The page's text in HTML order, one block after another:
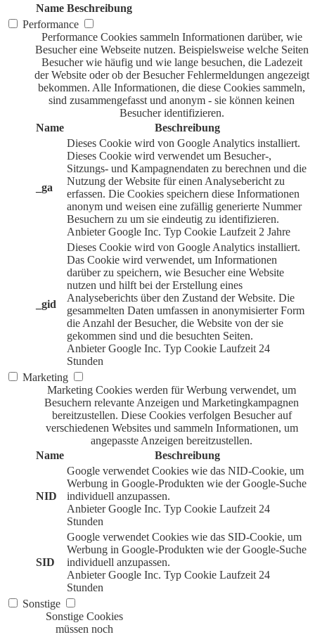
Name Beschreibung
Performance
Performance Cookies sammeln Informationen darüber, wie
Besucher eine Webseite nutzen. Beispielsweise welche Seiten
Besucher wie häufig und wie lange besuchen, die Ladezeit
der Website oder ob der Besucher Fehlermeldungen angezeigt
bekommen. Alle Informationen, die diese Cookies sammeln,
sind zusammengefasst und anonym - sie können keinen
Besucher identifizieren.
Name
Beschreibung
_ga
Dieses Cookie wird von Google Analytics installiert.
Dieses Cookie wird verwendet um Besucher-,
Sitzungs- und Kampagnendaten zu berechnen und die
Nutzung der Website für einen Analysebericht zu
erfassen. Die Cookies speichern diese Informationen
anonym und weisen eine zufällig generierte Nummer
Besuchern zu um sie eindeutig zu identifizieren.
Anbieter Google Inc. Typ Cookie Laufzeit 2 Jahre
_gid
Dieses Cookie wird von Google Analytics installiert.
Das Cookie wird verwendet, um Informationen
darüber zu speichern, wie Besucher eine Website
nutzen und hilft bei der Erstellung eines
Analyseberichts über den Zustand der Website. Die
gesammelten Daten umfassen in anonymisierter Form
die Anzahl der Besucher, die Website von der sie
gekommen sind und die besuchten Seiten.
Anbieter Google Inc. Typ Cookie Laufzeit 24
Stunden
Marketing
Marketing Cookies werden für Werbung verwendet, um
Besuchern relevante Anzeigen und Marketingkampagnen
bereitzustellen. Diese Cookies verfolgen Besucher auf
verschiedenen Websites und sammeln Informationen, um
angepasste Anzeigen bereitzustellen.
Name
Beschreibung
NID
Google verwendet Cookies wie das NID-Cookie, um
Werbung in Google-Produkten wie der Google-Suche
individuell anzupassen.
Anbieter Google Inc. Typ Cookie Laufzeit 24
Stunden
SID
Google verwendet Cookies wie das SID-Cookie, um
Werbung in Google-Produkten wie der Google-Suche
individuell anzupassen.
Anbieter Google Inc. Typ Cookie Laufzeit 24
Stunden
Sonstige
Sonstige Cookies
müssen noch